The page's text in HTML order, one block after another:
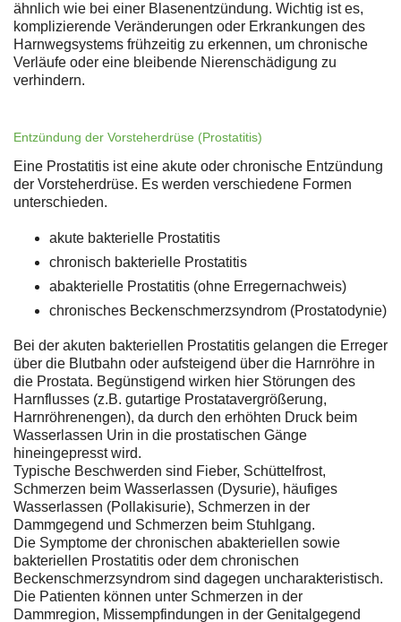
ähnlich wie bei einer Blasenentzündung. Wichtig ist es,
komplizierende Veränderungen oder Erkrankungen des
Harnwegsystems frühzeitig zu erkennen, um chronische
Verläufe oder eine bleibende Nierenschädigung zu
verhindern.
Entzündung der Vorsteherdrüse (Prostatitis)
Eine Prostatitis ist eine akute oder chronische Entzündung
der Vorsteherdrüse. Es werden verschiedene Formen
unterschieden.
akute bakterielle Prostatitis
chronisch bakterielle Prostatitis
abakterielle Prostatitis (ohne Erregernachweis)
chronisches Beckenschmerzsyndrom (Prostatodynie)
Bei der akuten bakteriellen Prostatitis gelangen die Erreger
über die Blutbahn oder aufsteigend über die Harnröhre in
die Prostata. Begünstigend wirken hier Störungen des
Harnflusses (z.B. gutartige Prostatavergrößerung,
Harnröhrenengen), da durch den erhöhten Druck beim
Wasserlassen Urin in die prostatischen Gänge
hineingepresst wird.
Typische Beschwerden sind Fieber, Schüttelfrost,
Schmerzen beim Wasserlassen (Dysurie), häufiges
Wasserlassen (Pollakisurie), Schmerzen in der
Dammgegend und Schmerzen beim Stuhlgang.
Die Symptome der chronischen abakteriellen sowie
bakteriellen Prostatitis oder dem chronischen
Beckenschmerzsyndrom sind dagegen uncharakteristisch.
Die Patienten können unter Schmerzen in der
Dammregion, Missempfindungen in der Genitalgegend